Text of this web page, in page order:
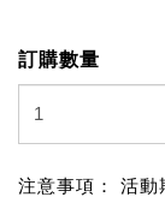
訂購數量
注意事項： 活